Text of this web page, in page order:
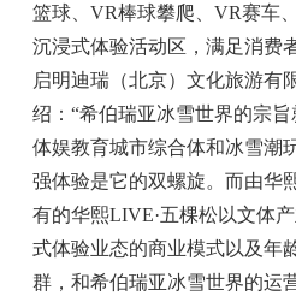
篮球、VR棒球攀爬、VR赛车
沉浸式体验活动区，满足消费
启明迪瑞（北京）文化旅游有
绍：“希伯瑞亚冰雪世界的宗
体娱教育城市综合体和冰雪潮
强体验是它的双螺旋。而由华
有的华熙LIVE·五棵松以文体
式体验业态的商业模式以及年
群，和希伯瑞亚冰雪世界的运